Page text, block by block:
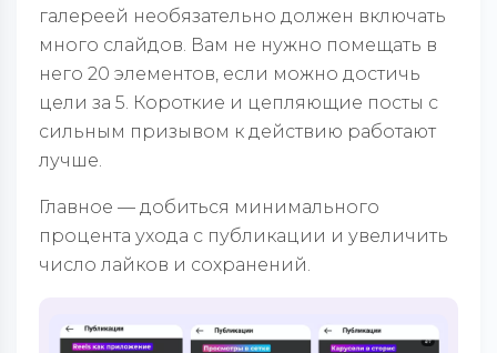
галереей необязательно должен включать
много слайдов. Вам не нужно помещать в
него 20 элементов, если можно достичь
цели за 5. Короткие и цепляющие посты с
сильным призывом к действию работают
лучше.
Главное — добиться минимального
процента ухода с публикации и увеличить
число лайков и сохранений.